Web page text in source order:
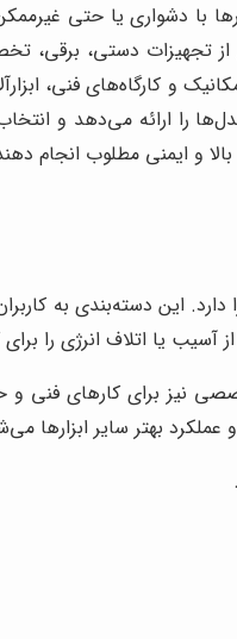
دشواری یا حتی
از تجهیزات دستی،
و کارگاه‌های فنی،
را ارائه می‌دهد و
و ایمنی مطلوب انجام
این دسته‌بندی به
یا اتلاف انرژی را برای
نیز برای کارهای فنی و
بهتر سایر ابزارها